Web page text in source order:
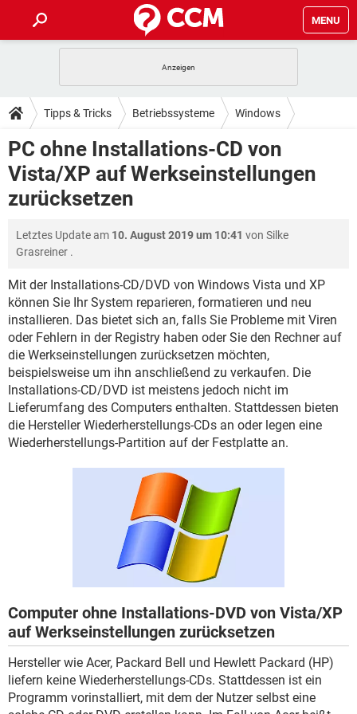
MENU
ANDROID IOS
WINDOWS 10 INSTAGRAM
WHATSAPP TIKTOK
FACEBOOK
TIPPS & TRICKS
SPIELE STREAMING
ANDROID IOS
WINDOWS 10
FACEBOOK HARDWARE
DOWNLOADS
SPIELE STREAMING
ANDROID
WHATSAPP
FACEBOOK HARDWARE
FORUM
ANDROID IOS
FACEBOOK HARDWARE
SPIELE
ANDROID IOS
WINDOWS 10 INSTAGRAM
WHATSAPP TIKTOK
FACEBOOK HARDWARE
Tipps & Tricks Betriebssysteme Windows
PC ohne Installations-CD von
Vista/XP auf Werkseinstellungen
zurücksetzen
Letztes Update am 10. August 2019 um 10:41 von Silke
Grasreiner .
Mit der Installations-CD/DVD von Windows Vista und XP
können Sie Ihr System reparieren, formatieren und neu
installieren. Das bietet sich an, falls Sie Probleme mit Viren
oder Fehlern in der Registry haben oder Sie den Rechner auf
die Werkseinstellungen zurücksetzen möchten,
beispielsweise um ihn anschließend zu verkaufen. Die
Installations-CD/DVD ist meistens jedoch nicht im
Lieferumfang des Computers enthalten. Stattdessen bieten
die Hersteller Wiederherstellungs-CDs an oder legen eine
Wiederherstellungs-Partition auf der Festplatte an.
Computer ohne Installations-DVD von Vista/XP
auf Werkseinstellungen zurücksetzen
Hersteller wie Acer, Packard Bell und Hewlett Packard (HP)
liefern keine Wiederherstellungs-CDs. Stattdessen ist ein
Programm vorinstalliert, mit dem der Nutzer selbst eine